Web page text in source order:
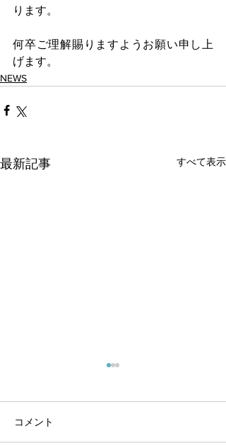
ります。
何卒ご理解賜りますようお願い申し上
げます。
NEWS
最新記事 すべて表示
コメント